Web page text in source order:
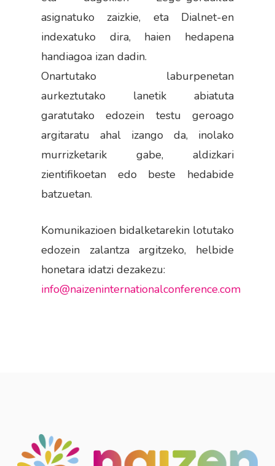
asignatuko zaizkie, eta Dialnet-en
indexatuko dira, haien hedapena
handiagoa izan dadin.
Onartutako laburpenetan
aurkeztutako lanetik abiatuta
garatutako edozein testu geroago
argitaratu ahal izango da, inolako
murrizketarik gabe, aldizkari
zientifikoetan edo beste hedabide
batzuetan.
Komunikazioen bidalketarekin lotutako
edozein zalantza argitzeko, helbide
honetara idatzi dezakezu:
info@naizeninternationalconference.com